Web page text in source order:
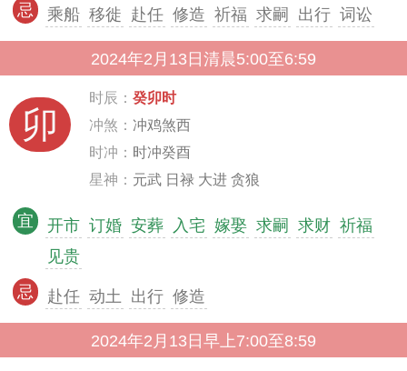
忌 乘船 移徙 赴任 修造 祈福 求嗣 出行 词讼
2024年2月13日清晨5:00至6:59
卯
时辰： 癸卯时
冲煞： 冲鸡煞西
时冲： 时冲癸酉
星神： 元武 日禄 大进 贪狼
宜 开市 订婚 安葬 入宅 嫁娶 求嗣 求财 祈福
见贵
忌 赴任 动土 出行 修造
2024年2月13日早上7:00至8:59